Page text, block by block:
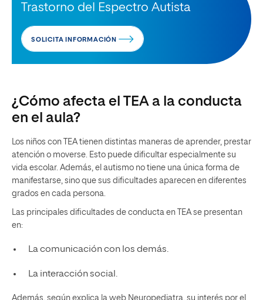
Trastorno del Espectro Autista
SOLICITA INFORMACIÓN
¿Cómo afecta el TEA a la conducta
en el aula?
Los niños con TEA tienen distintas maneras de aprender, prestar
atención o moverse. Esto puede dificultar especialmente su
vida escolar. Además, el autismo no tiene una única forma de
manifestarse, sino que sus dificultades aparecen en diferentes
grados en cada persona.
Las principales dificultades de conducta en TEA se presentan
en:
La comunicación con los demás.
La interacción social.
Además, según explica la web Neuropediatra, su interés por el